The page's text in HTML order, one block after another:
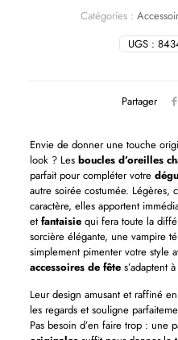
UGS :
Catégories :
Partager
Envie de donner une touche
look ? Les boucles d’oreilles
parfait pour compléter votre
autre soirée costumée. Légères,
caractère, elles apportent
et fantaisiequi fera toute la
sorcière élégante, une vampire
simplement pimenter votre style
accessoires de fêtes’adaptent
Leur design amusant et raffiné
les regards et souligne
Pas besoin d’en faire trop : une